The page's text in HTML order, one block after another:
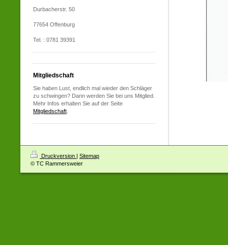
Durbacherstr. 50
77654 Offenburg
Tel. : 0781 39391
Mitgliedschaft
Sie haben Lust, endlich mal wieder den Schläger
zu schwingen? Dann werden Sie bei uns Mitglied.
Mehr Infos erhalten Sie auf der Seite
Mitgliedschaft
Druckversion | Sitemap
© TC Rammersweier